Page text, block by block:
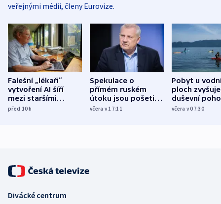
veřejnými médii, členy Eurovize.
Falešní „lékaři“
vytvoření AI šíří
mezi staršími
Poláky nebezpečné
před 10h
Spekulace o
přímém ruském
útoku jsou pošetilé,
míní estonský
včera v 17:11
Pobyt u
ploch zvyšuje
duševní
ukázala
včera v 07:30
Divácké centrum